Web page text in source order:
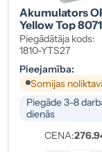
Akumulators
Yellow Top
Ah
Piegādātāja kods:
1810-YTS27
Pieejamība:
Somijas
Piegāde 3–8
dienās
CENA: